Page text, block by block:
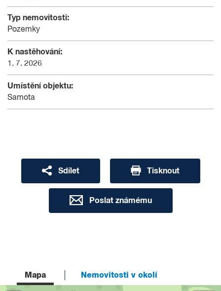
Typ nemovitosti:
Pozemky
K nastěhování:
1. 7. 2026
Umístění objektu:
Samota
Sdílet Tisknout
Poslat známému
Mapa Nemovitosti v okolí